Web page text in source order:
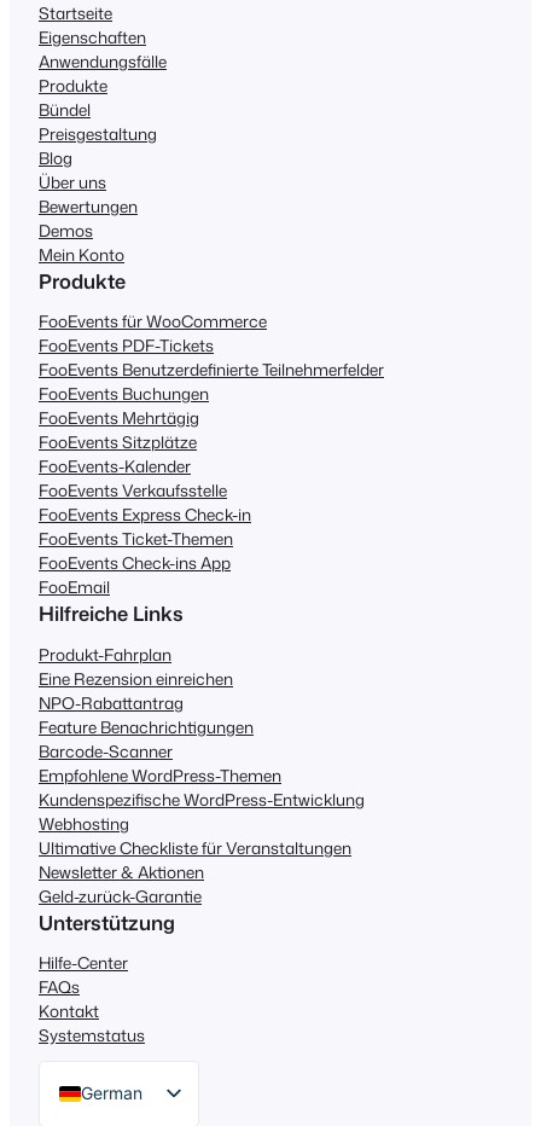
Startseite
Eigenschaften
Anwendungsfälle
Produkte
Bündel
Preisgestaltung
Blog
Über uns
Bewertungen
Demos
Mein Konto
Produkte
FooEvents für WooCommerce
FooEvents PDF-Tickets
FooEvents Benutzerdefinierte Teilnehmerfelder
FooEvents Buchungen
FooEvents Mehrtägig
FooEvents Sitzplätze
FooEvents-Kalender
FooEvents Verkaufsstelle
FooEvents Express Check-in
FooEvents Ticket-Themen
FooEvents Check-ins App
FooEmail
Hilfreiche Links
Produkt-Fahrplan
Eine Rezension einreichen
NPO-Rabattantrag
Feature Benachrichtigungen
Barcode-Scanner
Empfohlene WordPress-Themen
Kundenspezifische WordPress-Entwicklung
Webhosting
Ultimative Checkliste für Veranstaltungen
Newsletter & Aktionen
Geld-zurück-Garantie
Unterstützung
Hilfe-Center
FAQs
Kontakt
Systemstatus
German